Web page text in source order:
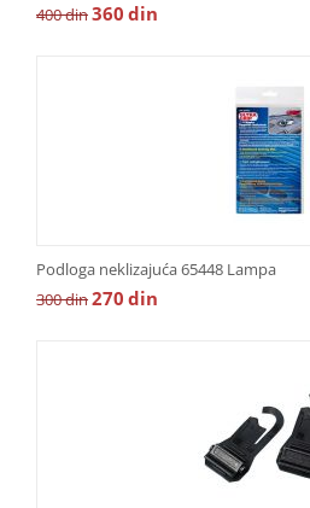
400din360 din
Podloga neklizajuća 65448 Lampa
300din270 din